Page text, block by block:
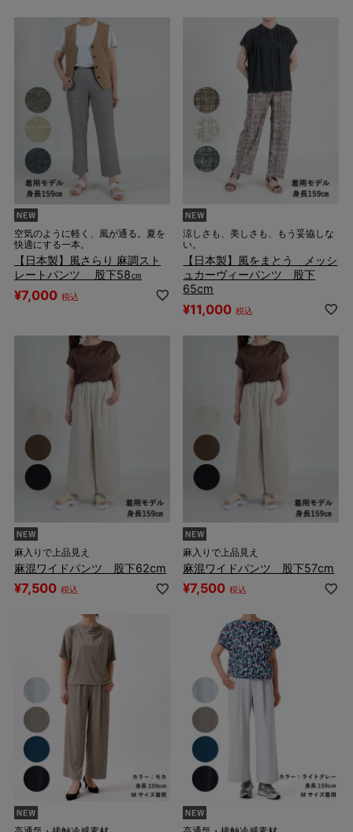
空気のように軽く、風が通る。夏を
快適にする一本。
【日本製】風さらり 麻調スト
レートパンツ 股下58㎝
¥7,000 税込
涼しさも、美しさも、もう妥協しな
い。
【日本製】風をまとう メッシ
ュカーヴィーパンツ 股下
65cm
¥11,000 税込
麻入りで上品見え
麻混ワイドパンツ 股下62cm
¥7,500 税込
麻入りで上品見え
麻混ワイドパンツ 股下57cm
¥7,500 税込